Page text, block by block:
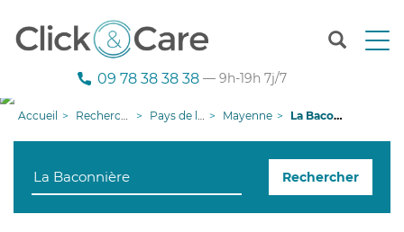
T
n
g
09 78 38 38 38 — 9h-19h 7j/7
Accueil Recherche aide à domicile Pays de la Loire Mayenne La Baconnière
Rechercher